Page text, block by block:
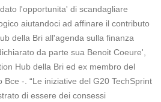
l'opportunita' di scandagliare
aiutandoci ad affinare il contributo
della Bri all'agenda sulla finanza
da parte sua Benoit Coeure',
Hub della Bri ed ex membro del
Bce -. “Le iniziative del G20 TechSprint
di essere dei consessi